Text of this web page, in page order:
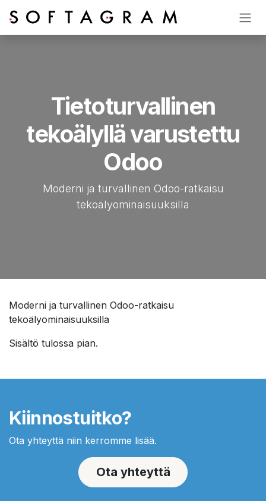
Tietoturvallinen
tekoälyllä varustettu
Odoo
Moderni ja turvallinen Odoo-ratkaisu
tekoälyominaisuuksilla
Moderni ja turvallinen Odoo-ratkaisu
tekoälyominaisuuksilla
Sisältö tulossa pian.
Kiinnostuitko?
Ota yhteyttä niin kerromme lisää.
Ota yhteyttä